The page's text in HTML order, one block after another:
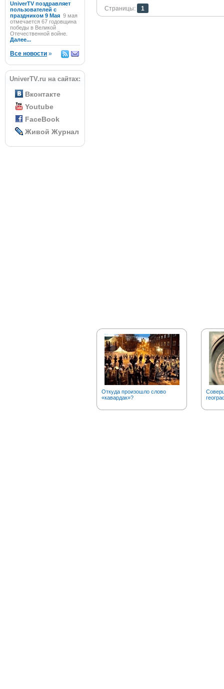
UniverTV поздравляет
пользователей с
праздником 9 Мая 9 мая
отмечается 67 годовщина
победы в Великой
Отечественной войне.
Далее...
Все новости »
UniverTV.ru на сайтах:
Вконтакте
Youtube
FaceBook
Живой Журнал
Страницы:
1
Откуда произошло слово
«кавардак»?